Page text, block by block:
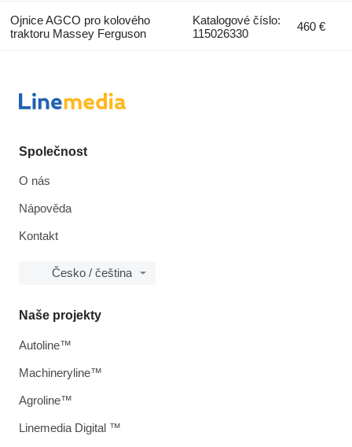
Ojnice AGCO pro kolového
traktoru Massey Ferguson
Katalogové číslo:
115026330
460 €
Společnost
O nás
Nápověda
Kontakt
Česko / čeština
Naše projekty
Autoline™
Machineryline™
Agroline™
Linemedia Digital ™